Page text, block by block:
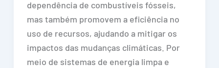
dependência de combustíveis fósseis,
mas também promovem a eficiência no
uso de recursos, ajudando a mitigar os
impactos das mudanças climáticas. Por
meio de sistemas de energia limpa e